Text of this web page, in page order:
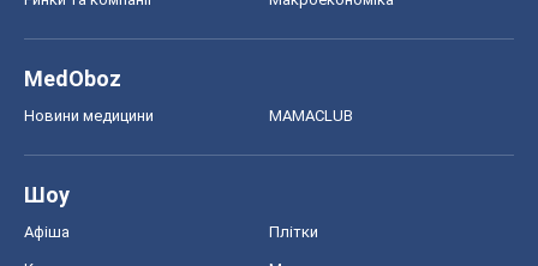
MedOboz
Новини медицини MAMACLUB
Шоу
Афіша Плітки